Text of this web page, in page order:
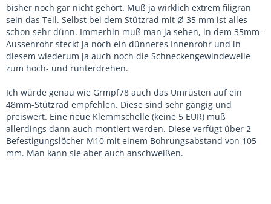
bisher noch gar nicht gehört. Muß ja wirklich extrem filigran
sein das Teil. Selbst bei dem Stützrad mit Ø 35 mm ist alles
schon sehr dünn. Immerhin muß man ja sehen, in dem 35mm-
Aussenrohr steckt ja noch ein dünneres Innenrohr und in
diesem wiederum ja auch noch die Schneckengewindewelle
zum hoch- und runterdrehen.
Ich würde genau wie Grmpf78 auch das Umrüsten auf ein
48mm-Stützrad empfehlen. Diese sind sehr gängig und
preiswert. Eine neue Klemmschelle (keine 5 EUR) muß
allerdings dann auch montiert werden. Diese verfügt über 2
Befestigungslöcher M10 mit einem Bohrungsabstand von 105
mm. Man kann sie aber auch anschweißen.